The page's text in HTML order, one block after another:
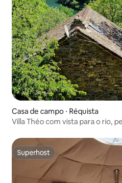
Casa de campo ⋅ Réquista
Villa Théo com vista para o rio,
Superhost
Superhost